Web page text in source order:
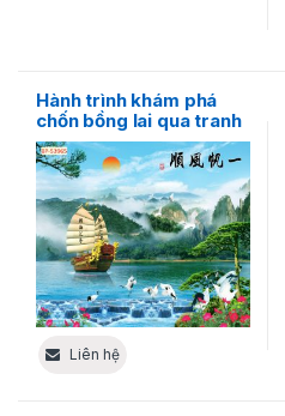
Hành trình khám phá
chốn bồng lai qua tranh
phong thủy Thuận
buồm xuôi gió
Liên hệ